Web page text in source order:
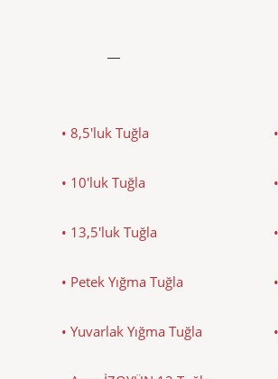
• 8,5'luk Tuğla
• 10'luk Tuğla
• 13,5'luk Tuğla
• Petek Yığma Tuğla
• Yuvarlak Yığma Tuğla